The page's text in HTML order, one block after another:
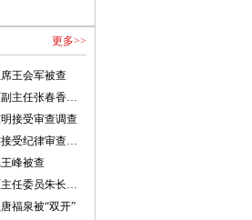
更多>>
王会军被查
河南省政协港澳台侨和外事委员会原副主任张春香接受纪律审查和监察调查
接受审查调查
湖南能源集团有限公司总经理胡瑞连接受纪律审查和监察调查
峰被查
河南省人大环境与资源保护委员会原主任委员朱长青被开除党籍
福泉被“双开”